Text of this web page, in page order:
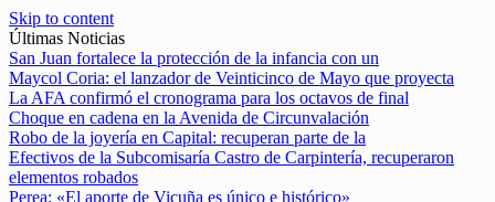
Skip to content
Últimas Noticias
San Juan fortalece la protección de la infancia con un
Maycol Coria: el lanzador de Veinticinco de Mayo que proyecta
La AFA confirmó el cronograma para los octavos de final
Choque en cadena en la Avenida de Circunvalación
Robo de la joyería en Capital: recuperan parte de la
Efectivos de la Subcomisaría Castro de Carpintería, recuperaron
elementos robados
Perea: «El aporte de Vicuña es único e histórico»